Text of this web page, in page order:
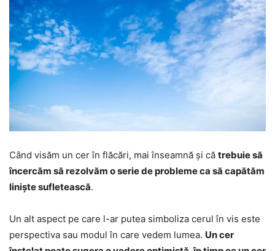
Când visăm un cer în flăcări, mai înseamnă și că trebuie să
încercăm să rezolvăm o serie de probleme ca să capătăm
liniște sufletească.
Un alt aspect pe care l-ar putea simboliza cerul în vis este
perspectiva sau modul în care vedem lumea. Un cer